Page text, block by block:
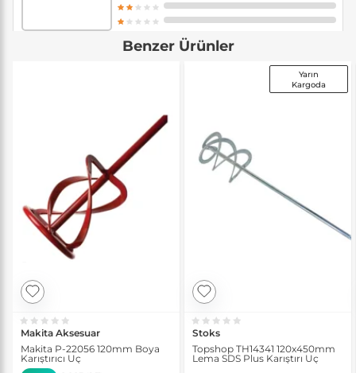
Benzer Ürünler
Makita Aksesuar
Makita P-22056 120mm Boya
Karıştırıcı Uç
Yarın
Kargoda
Stoks
Topshop TH14341 120x450mm
Lema SDS Plus Karıştırı Uç